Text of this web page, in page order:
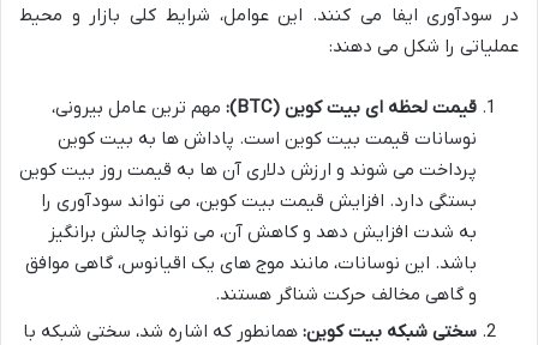
در سودآوری ایفا می کنند. این عوامل، شرایط کلی بازار و محیط
عملیاتی را شکل می دهند:
قیمت لحظه ای بیت کوین (BTC):
مهم ترین عامل بیرونی،
نوسانات قیمت بیت کوین است. پاداش ها به بیت کوین
پرداخت می شوند و ارزش دلاری آن ها به قیمت روز بیت کوین
بستگی دارد. افزایش قیمت بیت کوین، می تواند سودآوری را
به شدت افزایش دهد و کاهش آن، می تواند چالش برانگیز
باشد. این نوسانات، مانند موج های یک اقیانوس، گاهی موافق
و گاهی مخالف حرکت شناگر هستند.
سختی شبکه بیت کوین: همانطور که اشاره شد، سختی شبکه با